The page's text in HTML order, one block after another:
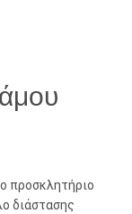
προσκλητήριο
διάστασης